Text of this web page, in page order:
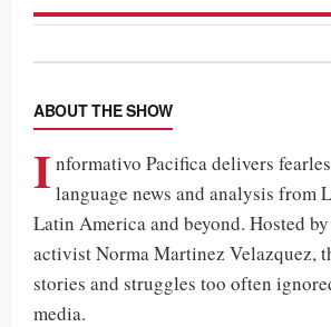
ABOUT THE SHOW
I nformativo Pacifica delivers
language news and analysis from
Latin America and beyond. Hosted
activist Norma Martinez Velazquez,
stories and struggles too often
media.